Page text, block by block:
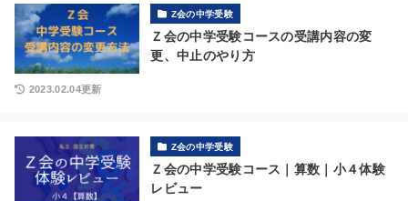
Z会の中学受験
Ｚ会の中学受験コースの受講内容の変
更、中止のやり方
2023.02.04更新
Z会の中学受験
Ｚ会の中学受験コース｜算数｜小４体験
レビュー